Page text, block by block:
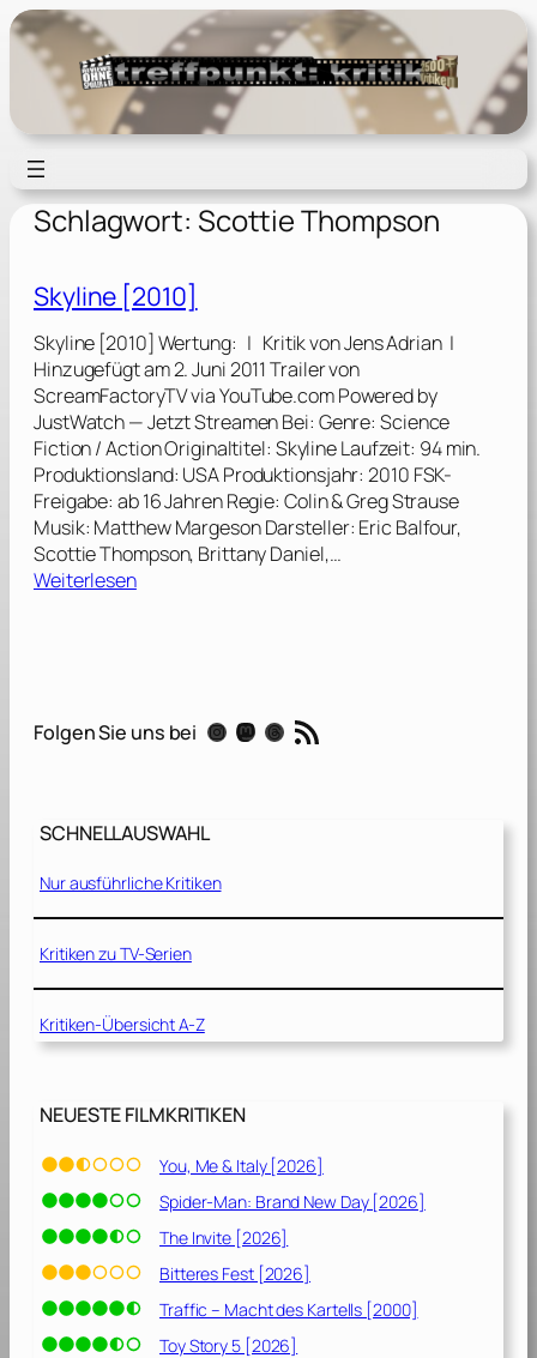
Zum
Inhalt
springen
Schlagwort: Scottie Thompson
Skyline [2010]
Skyline [2010] Wertung: | Kritik von Jens Adrian |
Hinzugefügt am 2. Juni 2011 Trailer von
ScreamFactoryTV via YouTube.com Powered by
JustWatch — Jetzt Streamen Bei: Genre: Science
Fiction / Action Originaltitel: Skyline Laufzeit: 94 min.
Produktionsland: USA Produktionsjahr: 2010 FSK-
Freigabe: ab 16 Jahren Regie: Colin & Greg Strause
Musik: Matthew Margeson Darsteller: Eric Balfour,
Scottie Thompson, Brittany Daniel,…
Weiterlesen:
n
0
0
]
Folgen Sie uns bei Instagram Mastodon Threads RSS-Feed
SCHNELLAUSWAHL
Nur ausführliche Kritiken
Kritiken zu TV-Serien
Kritiken-Übersicht A-Z
NEUESTE FILMKRITIKEN
You, Me & Italy [2026]
Spider-Man: Brand New Day [2026]
The Invite [2026]
Bitteres Fest [2026]
Traffic – Macht des Kartells [2000]
Toy Story 5 [2026]